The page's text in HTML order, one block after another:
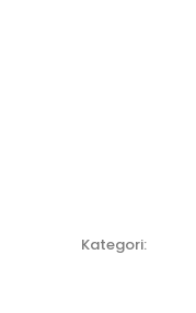
Kategori: